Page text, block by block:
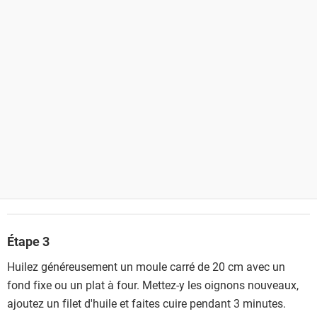
Étape 3
Huilez généreusement un moule carré de 20 cm avec un
fond fixe ou un plat à four. Mettez-y les oignons nouveaux,
ajoutez un filet d'huile et faites cuire pendant 3 minutes.